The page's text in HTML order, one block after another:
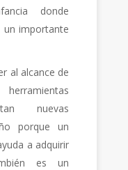
donde
un importante
al alcance de
nuevas
porque un
a adquirir
es un